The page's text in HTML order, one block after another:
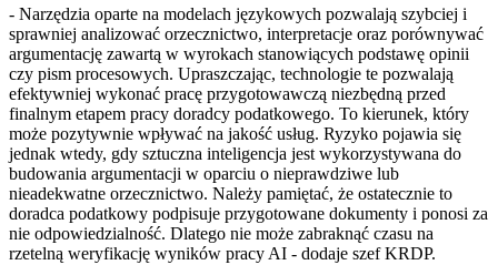
- Narzędzia oparte na modelach językowych pozwalają szybciej i
sprawniej analizować orzecznictwo, interpretacje oraz porównywać
argumentację zawartą w wyrokach stanowiących podstawę opinii
czy pism procesowych. Upraszczając, technologie te pozwalają
efektywniej wykonać pracę przygotowawczą niezbędną przed
finalnym etapem pracy doradcy podatkowego. To kierunek, który
może pozytywnie wpływać na jakość usług. Ryzyko pojawia się
jednak wtedy, gdy sztuczna inteligencja jest wykorzystywana do
budowania argumentacji w oparciu o nieprawdziwe lub
nieadekwatne orzecznictwo. Należy pamiętać, że ostatecznie to
doradca podatkowy podpisuje przygotowane dokumenty i ponosi za
nie odpowiedzialność. Dlatego nie może zabraknąć czasu na
rzetelną weryfikację wyników pracy AI - dodaje szef KRDP.